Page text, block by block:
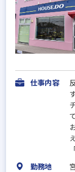
仕事内容
勤務地